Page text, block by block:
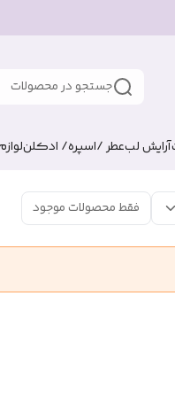
جستجو در محصولات
آرایش لبعطر /اسپره/ ادکلن
فقط محصولات موجود